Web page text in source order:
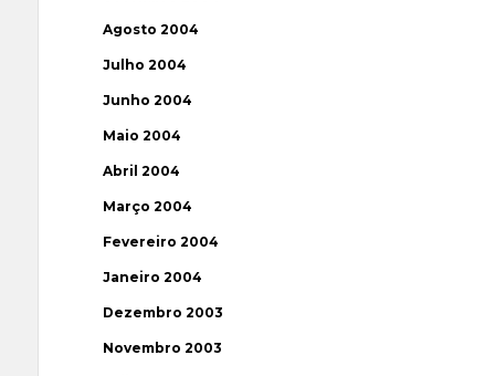
Agosto 2004
Julho 2004
Junho 2004
Maio 2004
Abril 2004
Março 2004
Fevereiro 2004
Janeiro 2004
Dezembro 2003
Novembro 2003